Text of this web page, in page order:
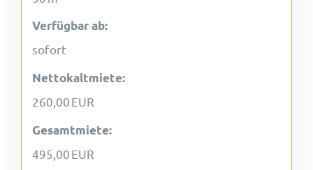
Verfügbar ab:
sofort
Nettokaltmiete:
260,00 EUR
Gesamtmiete:
495,00 EUR